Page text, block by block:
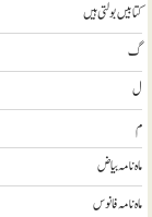
کتابیں بولتی ہیں
گ
ل
م
ماہ نامہ بیاض
ماہ نامہ فانوس